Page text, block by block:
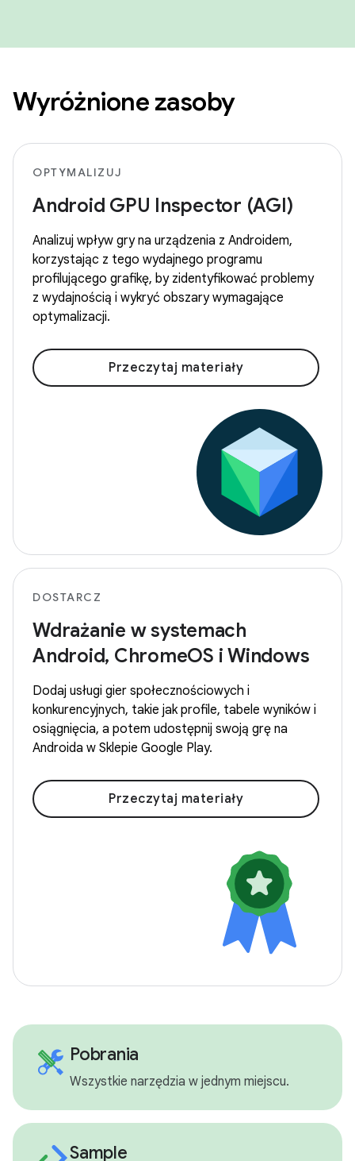
Wyróżnione zasoby
OPTYMALIZUJ
Android GPU Inspector (AGI)
Analizuj wpływ gry na urządzenia z Androidem,
korzystając z tego wydajnego programu
profilującego grafikę, by zidentyfikować problemy
z wydajnością i wykryć obszary wymagające
optymalizacji.
Przeczytaj materiały
DOSTARCZ
Wdrażanie w systemach
Android, ChromeOS i Windows
Dodaj usługi gier społecznościowych i
konkurencyjnych, takie jak profile, tabele wyników i
osiągnięcia, a potem udostępnij swoją grę na
Androida w Sklepie Google Play.
Przeczytaj materiały
Pobrania
Wszystkie narzędzia w jednym miejscu.
Sample